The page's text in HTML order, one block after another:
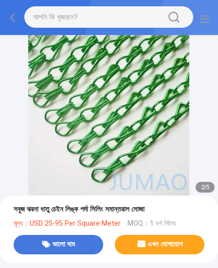
2/5
সবুজ ঝরনা ধাতু চেইন লিঙ্ক পর্দা সিলিং সমান্তরাল সোজা
মূল্য：USD 25-95 Per Square Meter MOQ：1 বর্গ মিটার
ভালো দাম এখন যোগাযোগ